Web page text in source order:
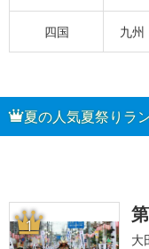
四国 九州
夏の人気夏祭りラ
1
大